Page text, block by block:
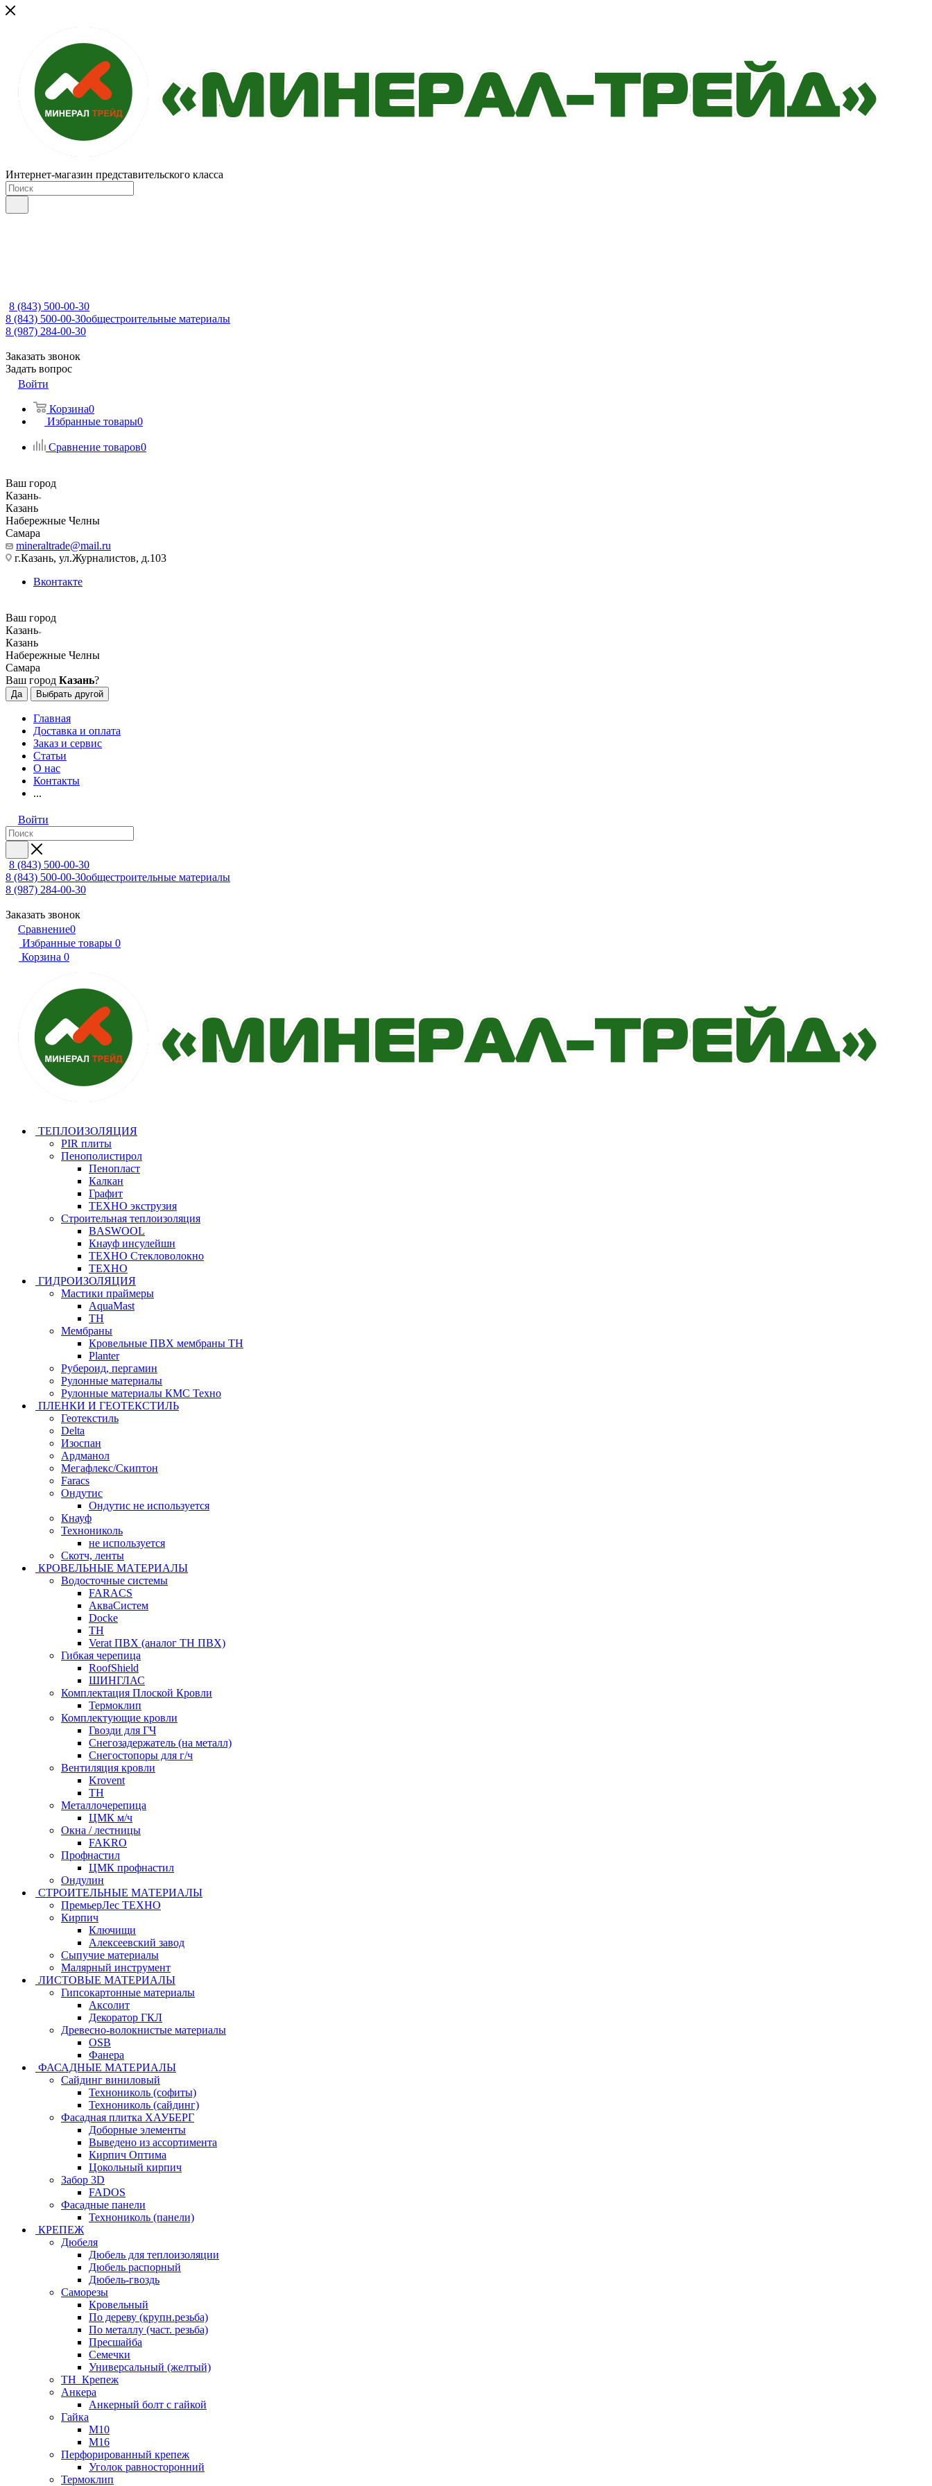
Интернет-магазин представительского класса
8 (843) 500-00-30
8 (843) 500-00-30общестроительные материалы
8 (987) 284-00-30
Заказать звонок
Задать вопрос
Войти
Корзина0
Избранные товары0
Сравнение товаров0
Ваш город
Казань
Казань
Набережные Челны
Самара
mineraltrade@mail.ru
г.Казань, ул.Журналистов, д.103
Вконтакте
Ваш город
Казань
Казань
Набережные Челны
Самара
Ваш город Казань?
Да Выбрать другой
Главная
Доставка и оплата
Заказ и сервис
Статьи
О нас
Контакты
...
Войти
8 (843) 500-00-30
8 (843) 500-00-30общестроительные материалы
8 (987) 284-00-30
Заказать звонок
Сравнение0
Избранные товары 0
Корзина 0
ТЕПЛОИЗОЛЯЦИЯ
PIR плиты
Пенополистирол
Пенопласт
Калкан
Графит
ТЕХНО экструзия
Строительная теплоизоляция
BASWOOL
Кнауф инсулейшн
ТЕХНО Стекловолокно
ТЕХНО
ГИДРОИЗОЛЯЦИЯ
Мастики праймеры
AquaMast
ТН
Мембраны
Кровельные ПВХ мембраны ТН
Planter
Рубероид, пергамин
Рулонные материалы
Рулонные материалы КМС Техно
ПЛЕНКИ И ГЕОТЕКСТИЛЬ
Геотекстиль
Delta
Изоспан
Ардманол
Мегафлекс/Скиптон
Faracs
Ондутис
Ондутис не используется
Кнауф
Технониколь
не используется
Скотч, ленты
КРОВЕЛЬНЫЕ МАТЕРИАЛЫ
Водосточные системы
FARACS
АкваСистем
Docke
ТН
Verat ПВХ (аналог ТН ПВХ)
Гибкая черепица
RoofShield
ШИНГЛАС
Комплектация Плоской Кровли
Термоклип
Комплектующие кровли
Гвозди для ГЧ
Снегозадержатель (на металл)
Снегостопоры для г/ч
Вентиляция кровли
Krovent
ТН
Металлочерепица
ЦМК м/ч
Окна / лестницы
FAKRO
Профнастил
ЦМК профнастил
Ондулин
СТРОИТЕЛЬНЫЕ МАТЕРИАЛЫ
ПремьерЛес ТЕХНО
Кирпич
Ключищи
Алексеевский завод
Сыпучие материалы
Малярный инструмент
ЛИСТОВЫЕ МАТЕРИАЛЫ
Гипсокартонные материалы
Аксолит
Декоратор ГКЛ
Древесно-волокнистые материалы
OSB
Фанера
ФАСАДНЫЕ МАТЕРИАЛЫ
Сайдинг виниловый
Технониколь (софиты)
Технониколь (сайдинг)
Фасадная плитка ХАУБЕРГ
Доборные элементы
Выведено из ассортимента
Кирпич Оптима
Цокольный кирпич
Забор 3D
FADOS
Фасадные панели
Технониколь (панели)
КРЕПЕЖ
Дюбеля
Дюбель для теплоизоляции
Дюбель распорный
Дюбель-гвоздь
Саморезы
Кровельный
По дереву (крупн.резьба)
По металлу (част. резьба)
Пресшайба
Семечки
Универсальный (желтый)
ТН_Крепеж
Анкера
Анкерный болт с гайкой
Гайка
М10
М16
Перфорированный крепеж
Уголок равносторонний
Термоклип